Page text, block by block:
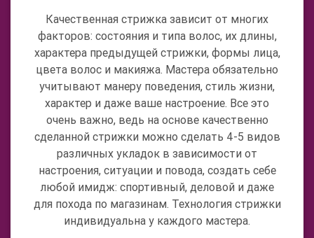
Качественная стрижка зависит от многих
факторов: состояния и типа волос, их длины,
характера предыдущей стрижки, формы лица,
цвета волос и макияжа. Мастера обязательно
учитывают манеру поведения, стиль жизни,
характер и даже ваше настроение. Все это
очень важно, ведь на основе качественно
сделанной стрижки можно сделать 4-5 видов
различных укладок в зависимости от
настроения, ситуации и повода, создать себе
любой имидж: спортивный, деловой и даже
для похода по магазинам. Технология стрижки
индивидуальна у каждого мастера.